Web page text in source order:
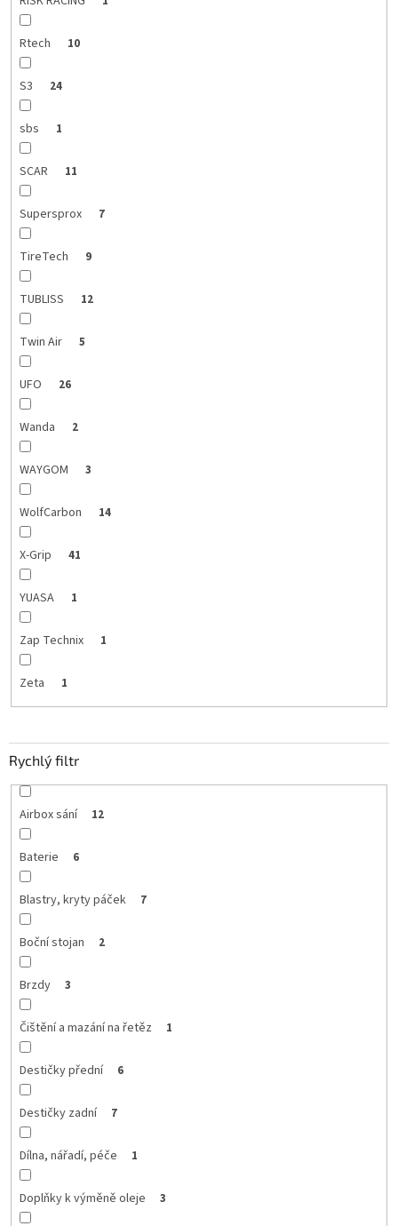
Rtech 10
S3 24
sbs 1
SCAR 11
Supersprox 7
TireTech 9
TUBLISS 12
Twin Air 5
UFO 26
Wanda 2
WAYGOM 3
WolfCarbon 14
X-Grip 41
YUASA 1
Zap Technix 1
Zeta 1
Rychlý filtr
Airbox sání 12
Baterie 6
Blastry, kryty páček 7
Boční stojan 2
Brzdy 3
Čištění a mazání na řetěz 1
Destičky přední 6
Destičky zadní 7
Dílna, nářadí, péče 1
Doplňky k výměně oleje 3